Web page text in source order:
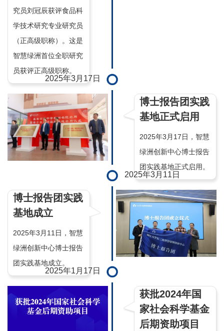
究员刘冠辰获评食品科
学技术研究专业研究员
（正高级职称）。这是
智慧绿洲首位全职研究
员获评正高级职称。
博士报告团实践
基地正式启用
2025年3月17日，智慧
绿洲创新中心博士报告
团实践基地正式启用。
2025年3月17日
博士报告团实践
基地成立
2025年3月11日，智慧
绿洲创新中心博士报告
团实践基地成立。
2025年3月11日
获批2024年国
家社会科学基金
后期资助项目
2025年1月17日